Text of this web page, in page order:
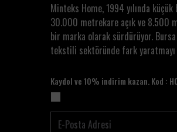
Minteks Home, 1994 yılında
30.000 metrekare açık ve 8.500
bir marka olarak sürdürüyor.
tekstili sektöründe fark
Kaydol ve 10% indirim kazan. Kod :